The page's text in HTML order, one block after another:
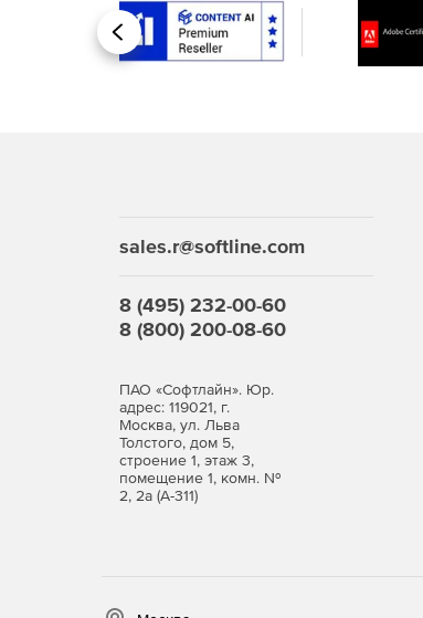
Назад
sales.r@softline.com
8 (495) 232-00-60
8 (800) 200-08-60
ПАО «Софтлайн». Юр.
адрес: 119021, г.
Москва, ул. Льва
Толстого, дом 5,
строение 1, этаж 3,
помещение 1, комн. №
2, 2а (А-311)